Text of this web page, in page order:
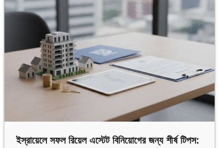
ইস্রায়েলে সফল রিয়েল এস্টেট বিনিয়োগের জন্য শীর্ষ টিপস: